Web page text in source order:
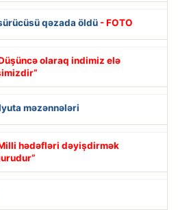
qəzada öldü - FOTO
olaraq indimiz elə
məzənnələri
hədəfləri dəyişdirmək